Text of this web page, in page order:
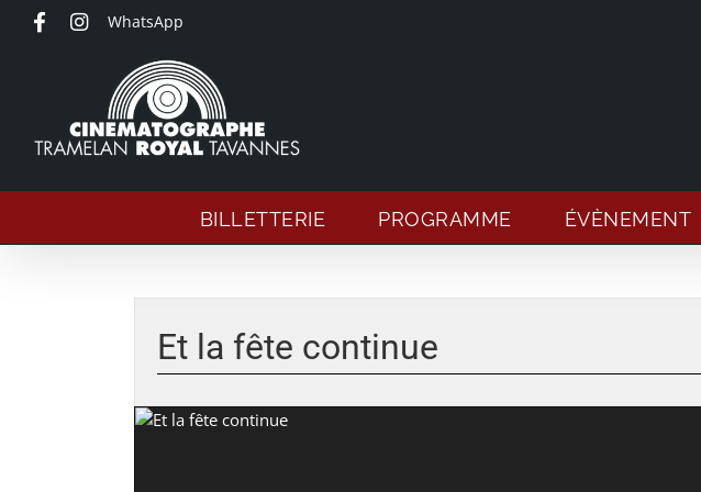
Passer
WhatsApp
BILLETTERIE PROGRAMME ÉVÈNEMENT
l'image
agrandie
Et la fête continue